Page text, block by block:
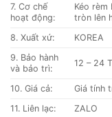
7. Cơ chế
hoạt động:
Kéo
tròn lên
8. Xuất xứ:
KOREA
9. Bảo hành
và bảo trì:
12 – 24
10. Giá cả:
Giá tính
11. Liên lạc:
ZALO